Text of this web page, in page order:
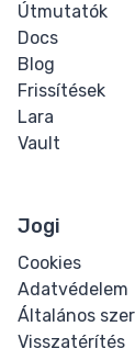
Blockquote
Cite
Code
Italic
Mark
Útmutatók
Docs
Blog
Frissítések
Lara
Vault
Jogi
Cookies
Adatvédelem
Általános
Visszatérítés